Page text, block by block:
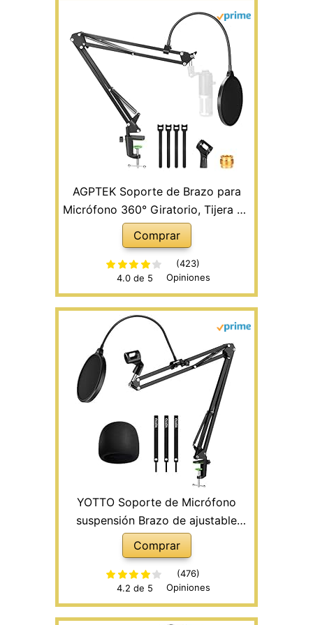
AGPTEK Soporte de Brazo para
Micrófono 360° Giratorio, Tijera de
Pluma de Suspensión Ajustable
Soporte de Mesa con Brazo
Ajustable Atriles para Micrófonos
Comprar
4.0 de 5
(423)
Opiniones
YOTTO Soporte de Micrófono
suspensión Brazo de ajustable
Soporte de micrófono, filtro pop
anti pop profesional para
parabrisas, Cubierta de micrófono
de espuma para Blue Yeti, Atadura
de cables
Comprar
4.2 de 5
(476)
Opiniones